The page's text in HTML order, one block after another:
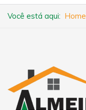
Você está aqui: Home